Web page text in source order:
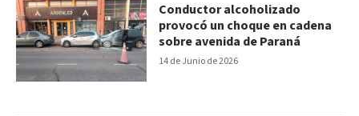
14 de Junio de 2026
Conductor alcoholizado
provocó un choque en cadena
sobre avenida de Paraná